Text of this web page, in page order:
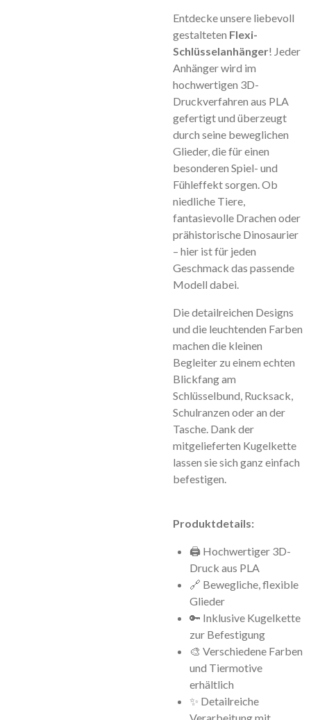
Entdecke unsere liebevoll
gestalteten Flexi-
Schlüsselanhänger! Jeder
Anhänger wird im
hochwertigen 3D-
Druckverfahren aus PLA
gefertigt und überzeugt
durch seine beweglichen
Glieder, die für einen
besonderen Spiel- und
Fühleffekt sorgen. Ob
niedliche Tiere,
fantasievolle Drachen oder
prähistorische Dinosaurier
– hier ist für jeden
Geschmack das passende
Modell dabei.
Die detailreichen Designs
und die leuchtenden Farben
machen die kleinen
Begleiter zu einem echten
Blickfang am
Schlüsselbund, Rucksack,
Schulranzen oder an der
Tasche. Dank der
mitgelieferten Kugelkette
lassen sie sich ganz einfach
befestigen.
Produktdetails:
🖨️ Hochwertiger 3D-
Druck aus PLA
🔗 Bewegliche, flexible
Glieder
🔑 Inklusive Kugelkette
zur Befestigung
🎨 Verschiedene Farben
und Tiermotive
erhältlich
✨ Detailreiche